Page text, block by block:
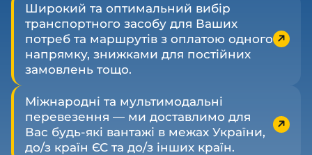
Широкий та оптимальний вибір
транспортного засобу для Ваших
потреб та маршрутів з оплатою одного
напрямку, знижками для постійних
замовлень тощо.
Міжнародні та мультимодальні
перевезення — ми доставлимо для
Вас будь-які вантажі в межах України,
до/з країн ЄС та до/з інших країн.